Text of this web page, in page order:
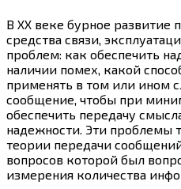
В ХХ веке бурное развитие
средства связи,
проблем: как обеспечить
наличии помех, какой
применять в том или ином
сообщение, чтобы при
обеспечить передачу
надежности. Эти проблемы
теории передачи
вопросов которой был
измерения количества